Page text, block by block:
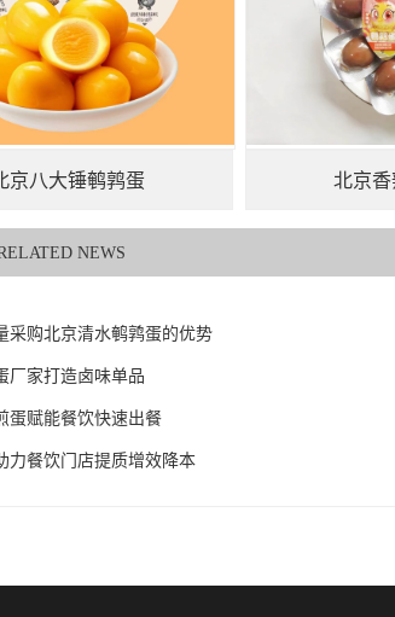
京八大锤鹌鹑蛋 北京
NEWS
采购北京清水鹌鹑蛋的优势
厂家打造卤味单品
蛋赋能餐饮快速出餐
力餐饮门店提质增效降本